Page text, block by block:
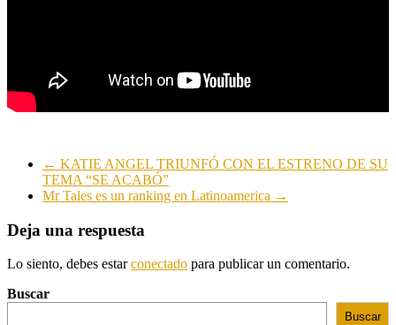
← KATIE ANGEL TRIUNFÓ CON EL ESTRENO DE SU
TEMA “SE ACABÓ”
Mr Tales es un ranking en Latinoamerica →
Deja una respuesta
Lo siento, debes estarconectado para publicar un comentario.
Buscar
Buscar